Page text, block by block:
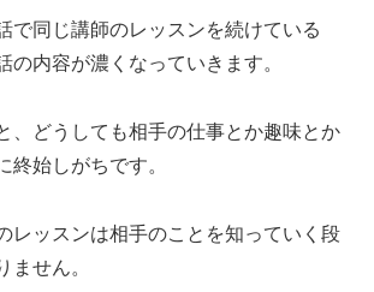
で同じ講師のレッスンを続けている
の内容が濃くなっていきます。
、どうしても相手の仕事とか趣味とか
終始しがちです。
レッスンは相手のことを知っていく段
ません。